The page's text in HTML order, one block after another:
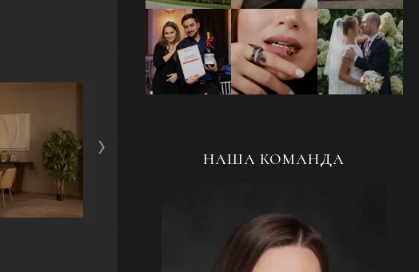
Репортажная
съемка
мероприятий и
событий
Ювелирная
фотосъемка
украшений
Свадебная
фотосъемка
НАША КОМАНДА